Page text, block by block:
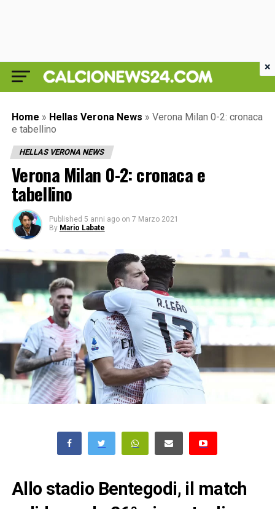
Home » Hellas Verona News » Verona Milan 0-2: cronaca
e tabellino
HELLAS VERONA NEWS
Verona Milan 0-2: cronaca e
tabellino
Published 5 anni ago on 7 Marzo 2021
By Mario Labate
Allo stadio Bentegodi, il match
×